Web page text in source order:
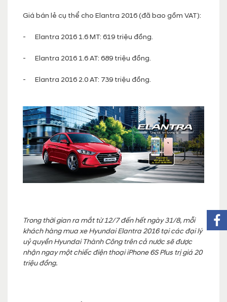
Giá bán lẻ cụ thể cho Elantra 2016 (đã bao gồm VAT):
- Elantra 2016 1.6 MT: 619 triệu đồng.
- Elantra 2016 1.6 AT: 689 triệu đồng.
- Elantra 2016 2.0 AT: 739 triệu đồng.
Trong thời gian ra mắt từ 12/7 đến hết ngày 31/8, mỗi
khách hàng mua xe Hyundai Elantra 2016 tại các đại lý
uỷ quyền Hyundai Thành Công trên cả nước sẽ được
nhận ngay một chiếc điện thoại iPhone 6S Plus trị giá 20
triệu đồng.